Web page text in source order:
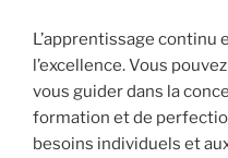
L’apprentissage continu
l’excellence. Vous
vous guider dans la
formation et de
besoins individuels et